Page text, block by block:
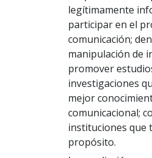
legítimamente
participar en el
comunicación;
manipulación de
promover
investigaciones
mejor
comunicacional;
instituciones que
propósito.